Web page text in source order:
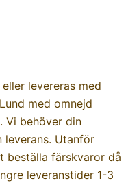
levereras med
med omnejd
Vi behöver din
leverans. Utanför
beställa färskvaror då
leveranstider 1-3